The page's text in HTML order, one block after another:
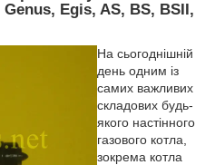
Egis, AS, BS, BSII,
На сьогоднішній
день одним із
самих важливих
складових будь-
якого настінного
газового котла,
зокрема котла